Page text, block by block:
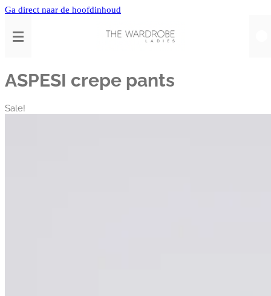
Ga direct naar de hoofdinhoud
ASPESI crepe pants
Sale!